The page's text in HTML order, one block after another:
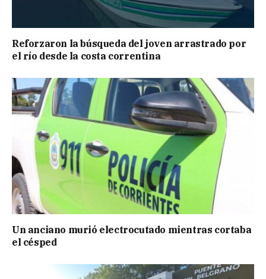
Reforzaron la búsqueda del joven arrastrado por
el río desde la costa correntina
Un anciano murió electrocutado mientras cortaba
el césped